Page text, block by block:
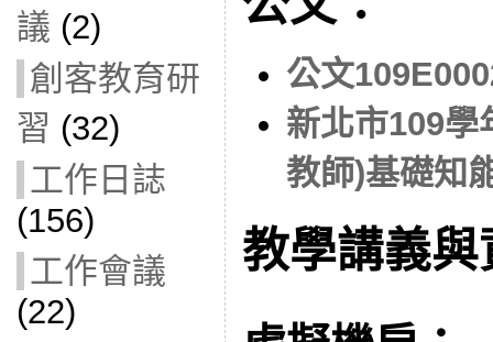
議 (2)
創客教育研
習 (32)
工作日誌
(156)
工作會議
(22)
公文
新北市109學
教師)基礎知
教學講義與